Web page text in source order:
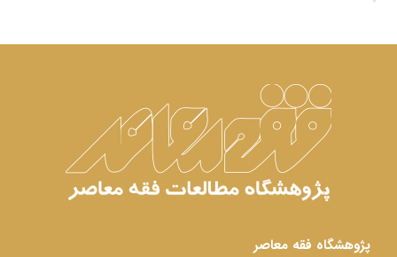
پژوهشگاه فقه معاصر